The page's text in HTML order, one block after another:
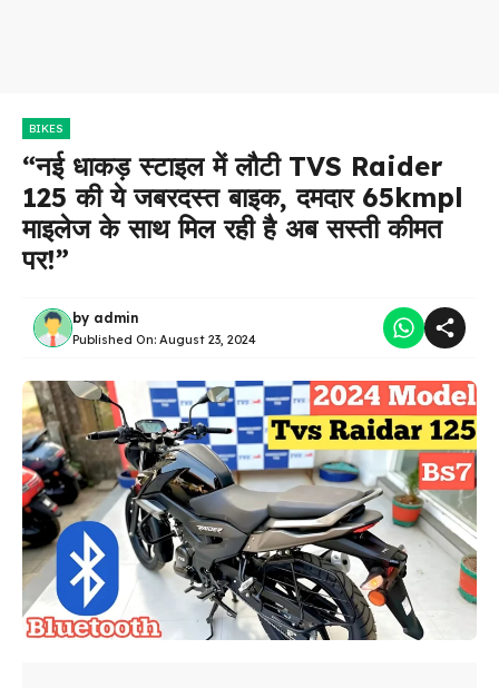
BIKES
“नई धाकड़ स्टाइल में लौटी TVS Raider
125 की ये जबरदस्त बाइक, दमदार 65kmpl
माइलेज के साथ मिल रही है अब सस्ती कीमत
पर!”
by admin
Published On: August 23, 2024